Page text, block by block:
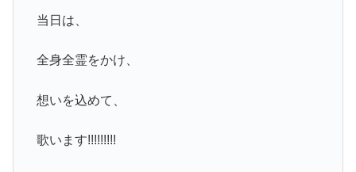
当日は、
全身全霊をかけ、
想いを込めて、
歌います!!!!!!!!!